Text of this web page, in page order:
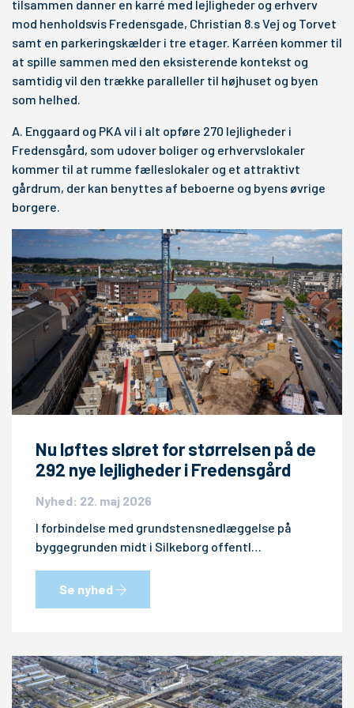
tilsammen danner en karré med lejligheder og erhverv
mod henholdsvis Fredensgade, Christian 8.s Vej og Torvet
samt en parkeringskælder i tre etager. Karréen kommer til
at spille sammen med den eksisterende kontekst og
samtidig vil den trække paralleller til højhuset og byen
som helhed.
A. Enggaard og PKA vil i alt opføre 270 lejligheder i
Fredensgård, som udover boliger og erhvervslokaler
kommer til at rumme fælleslokaler og et attraktivt
gårdrum, der kan benyttes af beboerne og byens øvrige
borgere.
Nu løftes sløret for størrelsen på de
292 nye lejligheder i Fredensgård
Nyhed: 22. maj 2026
I forbindelse med grundstensnedlæggelse på
byggegrunden midt i Silkeborg offentl…
Se nyhed